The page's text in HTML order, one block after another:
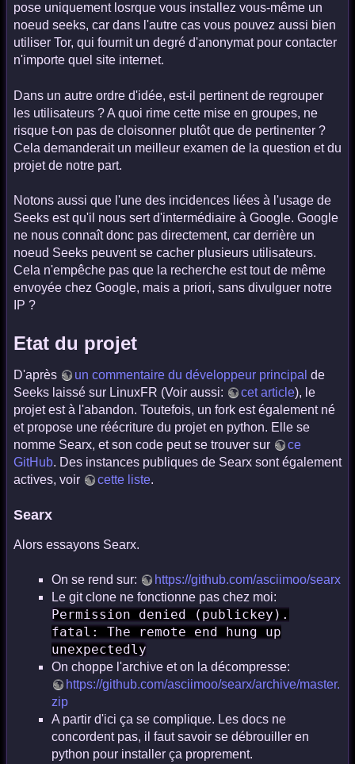
pose uniquement losrque vous installez vous-même un
noeud seeks, car dans l'autre cas vous pouvez aussi bien
utiliser Tor, qui fournit un degré d'anonymat pour contacter
n'importe quel site internet.
Dans un autre ordre d'idée, est-il pertinent de regrouper
les utilisateurs ? A quoi rime cette mise en groupes, ne
risque t-on pas de cloisonner plutôt que de pertinenter ?
Cela demanderait un meilleur examen de la question et du
projet de notre part.
Notons aussi que l'une des incidences liées à l'usage de
Seeks est qu'il nous sert d'intermédiaire à Google. Google
ne nous connaît donc pas directement, car derrière un
noeud Seeks peuvent se cacher plusieurs utilisateurs.
Cela n'empêche pas que la recherche est tout de même
envoyée chez Google, mais a priori, sans divulguer notre
IP ?
Etat du projet
D'après un commentaire du développeur principal de
Seeks laissé sur LinuxFR (Voir aussi:
cet article), le
projet est à l'abandon. Toutefois, un fork est également né
et propose une réécriture du projet en python. Elle se
nomme Searx, et son code peut se trouver sur
ce
GitHub. Des instances publiques de Searx sont également
actives, voir
cette liste.
Searx
Alors essayons Searx.
On se rend sur:
https://github.com/asciimoo/searx
Le git clone ne fonctionne pas chez moi:
Permission denied (publickey).
fatal: The remote end hung up
unexpectedly
On choppe l'archive et on la décompresse:
https://github.com/asciimoo/searx/archive/master.
zip
A partir d'ici ça se complique. Les docs ne
concordent pas, il faut savoir se débrouiller en
python pour installer ça proprement.